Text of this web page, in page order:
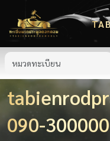
090-